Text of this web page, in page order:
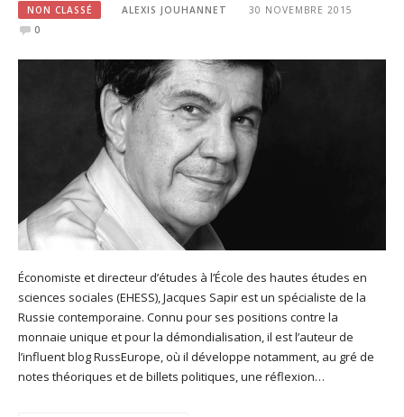
NON CLASSÉ ALEXIS JOUHANNET
30 NOVEMBRE 2015
0
Économiste et directeur d’études à l’École des hautes études en
sciences sociales (EHESS), Jacques Sapir est un spécialiste de la
Russie contemporaine. Connu pour ses positions contre la
monnaie unique et pour la démondialisation, il est l’auteur de
l’influent blog RussEurope, où il développe notamment, au gré de
notes théoriques et de billets politiques, une réflexion…